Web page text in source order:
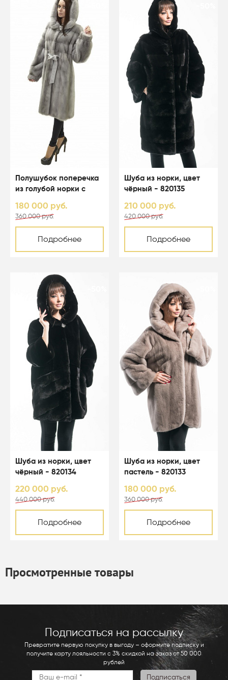
Полушубок поперечка
из голубой норки с
180 000 руб.
360 000 руб.
Подробнее
Шуба из норки, цвет
чёрный - 820135
210 000 руб.
420 000 руб.
Подробнее
Шуба из норки, цвет
чёрный - 820134
220 000 руб.
440 000 руб.
Подробнее
Шуба из норки, цвет
пастель - 820133
180 000 руб.
360 000 руб.
Подробнее
Просмотренные товары
Подписаться на рассылку
Превратите первую покупку в выгоду – оформите подписку и
получите карту лояльности с 3% скидкой на заказ от 50 000
рублей